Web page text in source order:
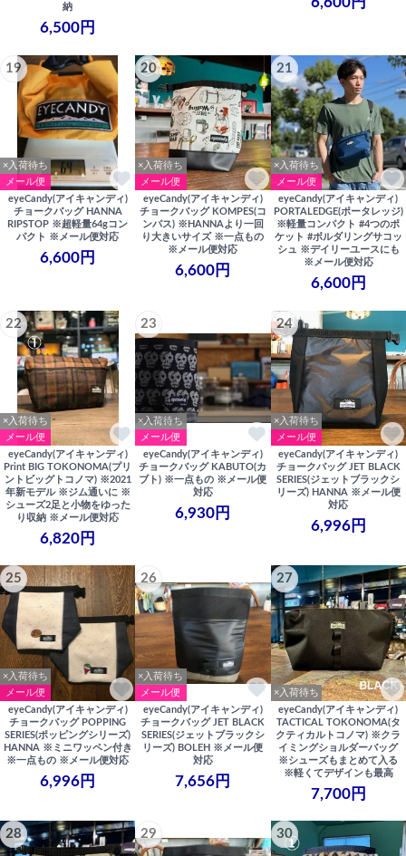
納
6,500円
6,600円
19
×入荷待ち
メール便
eyeCandy(アイキャンディ)
チョークバッグ HANNA
RIPSTOP ※超軽量64gコン
パクト ※メール便対応
6,600円
20
×入荷待ち
メール便
eyeCandy(アイキャンディ)
チョークバッグ KOMPES(コ
ンパス) ※HANNAより一回
り大きいサイズ ※一点もの
※メール便対応
6,600円
21
×入荷待ち
メール便
eyeCandy(アイキャンディ)
PORTALEDGE(ポータレッジ)
※軽量コンパクト #4つのポ
ケット #ボルダリングサコッ
シュ ※デイリーユースにも
※メール便対応
6,600円
22
×入荷待ち
メール便
eyeCandy(アイキャンディ)
Print BIG TOKONOMA(プリ
ントビッグトコノマ) ※2021
年新モデル ※ジム通いに ※
シューズ2足と小物をゆった
り収納 ※メール便対応
6,820円
23
×入荷待ち
メール便
eyeCandy(アイキャンディ)
チョークバッグ KABUTO(カ
ブト) ※一点もの ※メール便
対応
6,930円
24
×入荷待ち
メール便
eyeCandy(アイキャンディ)
チョークバッグ JET BLACK
SERIES(ジェットブラックシ
リーズ) HANNA ※メール便
対応
6,996円
25
×入荷待ち
メール便
eyeCandy(アイキャンディ)
チョークバッグ POPPING
SERIES(ポッピングシリーズ)
HANNA ※ミニワッペン付き
※一点もの ※メール便対応
6,996円
26
×入荷待ち
メール便
eyeCandy(アイキャンディ)
チョークバッグ JET BLACK
SERIES(ジェットブラックシ
リーズ) BOLEH ※メール便
対応
7,656円
27
×入荷待ち
eyeCandy(アイキャンディ)
TACTICAL TOKONOMA(タ
クティカルトコノマ) ※クラ
イミングショルダーバッグ
※シューズもまとめて入る
※軽くてデザインも最高
7,700円
28 29 30